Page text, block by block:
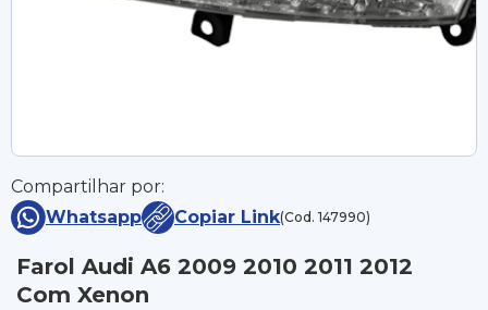
Compartilhar por:
Whatsapp
Copiar Link(Cod. 147990)
Farol Audi A6 2009 2010 2011 2012
Com Xenon